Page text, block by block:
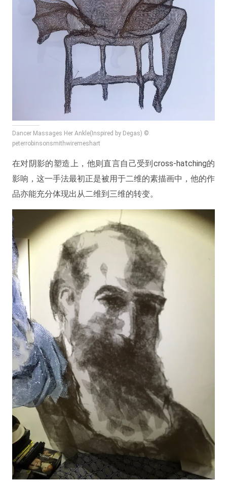
Dancer Massages Her Ankle(Inspired by Degas) ©
peterrobinsonsmithwiremeshart
在对阴影的塑造上，他则直言自己受到cross-hatching的
影响，这一手法最初正是被用于二维的素描画中，他的作
品亦能充分体现出从二维到三维的转变。